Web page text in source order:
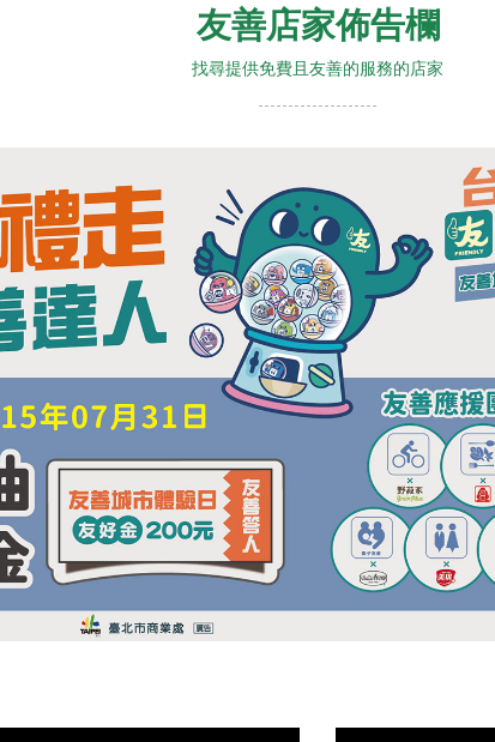
友善店家佈告欄
找尋提供免費且友善的服務的店家